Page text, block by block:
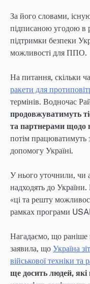
За його словами,
підписаною угодою в
підтримки безпеки
можливості для ППО.
На питання, скільки
ракети для
термінів. Водночас
продовжуватимуть
та партнерами щодо
потім
допомогу Україні.
У нього уточнили, чи
надходять до
«ці та решту
рамках програми
Нагадаємо, що
заявила, що Україна
військової техніки та
ще досить людей, які